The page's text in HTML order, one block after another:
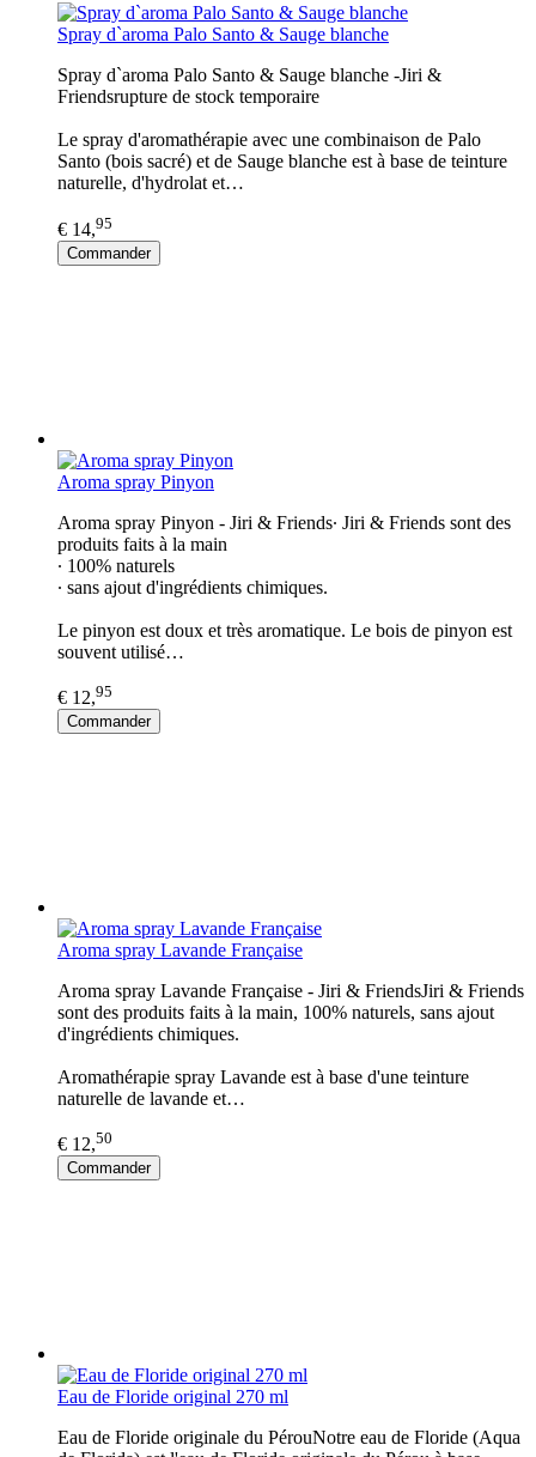
Spray d`aroma Palo Santo & Sauge blanche
Spray d`aroma Palo Santo & Sauge blanche -Jiri &
Friendsrupture de stock temporaire
Le spray d'aromathérapie avec une combinaison de Palo
Santo (bois sacré) et de Sauge blanche est à base de teinture
naturelle, d'hydrolat et…
€ 14,95
Commander
Aroma spray Pinyon
Aroma spray Pinyon - Jiri & Friends∙ Jiri & Friends sont des
produits faits à la main
∙ 100% naturels
∙ sans ajout d'ingrédients chimiques.
Le pinyon est doux et très aromatique. Le bois de pinyon est
souvent utilisé…
€ 12,95
Commander
Aroma spray Lavande Française
Aroma spray Lavande Française - Jiri & FriendsJiri & Friends
sont des produits faits à la main, 100% naturels, sans ajout
d'ingrédients chimiques.
Aromathérapie spray Lavande est à base d'une teinture
naturelle de lavande et…
€ 12,50
Commander
Eau de Floride original 270 ml
Eau de Floride originale du PérouNotre eau de Floride (Aqua